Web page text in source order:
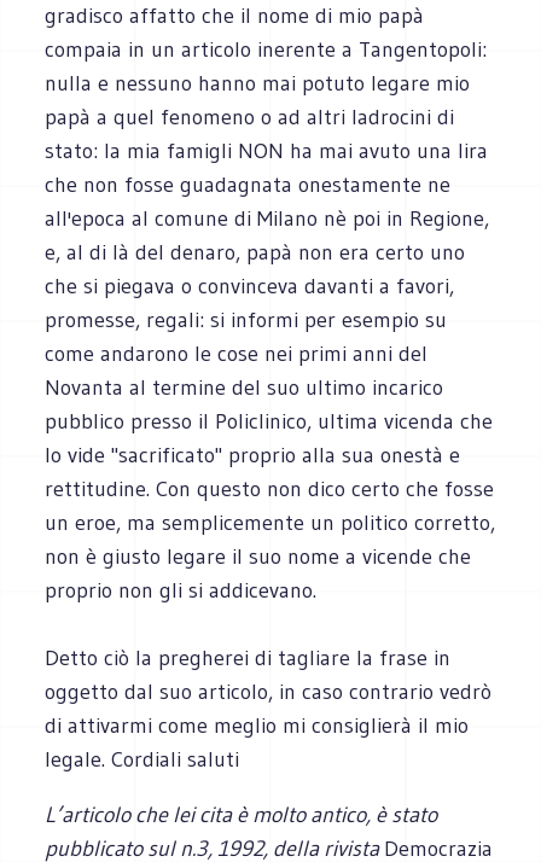
gradisco affatto che il nome di mio papà
compaia in un articolo inerente a Tangentopoli:
nulla e nessuno hanno mai potuto legare mio
papà a quel fenomeno o ad altri ladrocini di
stato: la mia famigli NON ha mai avuto una lira
che non fosse guadagnata onestamente ne
all'epoca al comune di Milano nè poi in Regione,
e, al di là del denaro, papà non era certo uno
che si piegava o convinceva davanti a favori,
promesse, regali: si informi per esempio su
come andarono le cose nei primi anni del
Novanta al termine del suo ultimo incarico
pubblico presso il Policlinico, ultima vicenda che
lo vide "sacrificato" proprio alla sua onestà e
rettitudine. Con questo non dico certo che fosse
un eroe, ma semplicemente un politico corretto,
non è giusto legare il suo nome a vicende che
proprio non gli si addicevano.
Detto ciò la pregherei di tagliare la frase in
oggetto dal suo articolo, in caso contrario vedrò
di attivarmi come meglio mi consiglierà il mio
legale. Cordiali saluti
L’articolo che lei cita è molto antico, è stato
pubblicato sul n.3, 1992, della rivistaDemocrazia